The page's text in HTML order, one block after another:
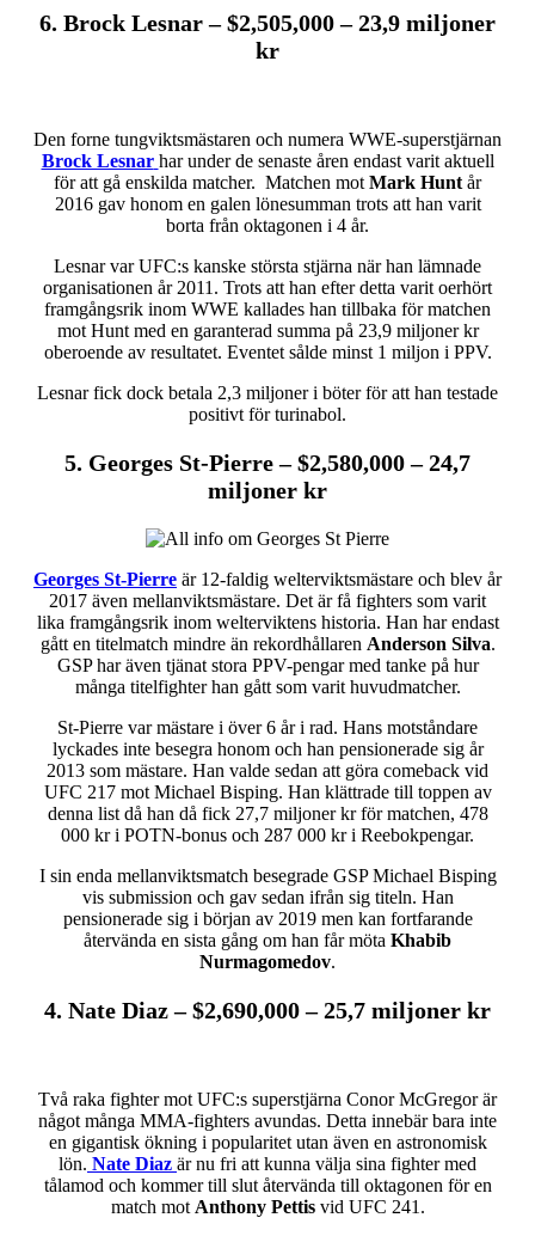
6. Brock Lesnar – $2,505,000– 23,9 miljoner
kr
Den forne tungviktsmästaren och numera WWE-superstjärnan
Brock Lesnar har under de senaste åren endast varit aktuell
för att gå enskilda matcher. Matchen mot Mark Hunt år
2016 gav honom en galen lönesumman trots att han varit
borta från oktagonen i 4 år.
Lesnar var UFC:s kanske största stjärna när han lämnade
organisationen år 2011. Trots att han efter detta varit oerhört
framgångsrik inom WWE kallades han tillbaka för matchen
mot Hunt med en garanterad summa på 23,9 miljoner kr
oberoende av resultatet. Eventet sålde minst 1 miljon i PPV.
Lesnar fick dock betala 2,3 miljoner i böter för att han testade
positivt för turinabol.
5. Georges St-Pierre – $2,580,000 – 24,7
miljoner kr
Georges St-Pierre är 12-faldig welterviktsmästare och blev år
2017 även mellanviktsmästare. Det är få fighters som varit
lika framgångsrik inom welterviktens historia. Han har endast
gått en titelmatch mindre än rekordhållaren Anderson Silva.
GSP har även tjänat stora PPV-pengar med tanke på hur
många titelfighter han gått som varit huvudmatcher.
St-Pierre var mästare i över 6 år i rad. Hans motståndare
lyckades inte besegra honom och han pensionerade sig år
2013 som mästare. Han valde sedan att göra comeback vid
UFC 217 mot Michael Bisping. Han klättrade till toppen av
denna list då han då fick 27,7 miljoner kr för matchen, 478
000 kr i POTN-bonus och 287 000 kr i Reebokpengar.
I sin enda mellanviktsmatch besegrade GSP Michael Bisping
vis submission och gav sedan ifrån sig titeln. Han
pensionerade sig i början av 2019 men kan fortfarande
återvända en sista gång om han får möta Khabib
Nurmagomedov.
4. Nate Diaz – $2,690,000 – 25,7 miljoner kr
Två raka fighter mot UFC:s superstjärna Conor McGregor är
något många MMA-fighters avundas. Detta innebär bara inte
en gigantisk ökning i popularitet utan även en astronomisk
lön. Nate Diaz är nu fri att kunna välja sina fighter med
tålamod och kommer till slut återvända till oktagonen för en
match mot Anthony Pettisvid UFC 241.